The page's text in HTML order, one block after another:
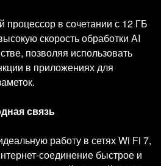
в сочетании с 12 ГБ
скорость обработки AI
позволяя использовать
в приложениях для
связь
работу в сетях Wi Fi 7,
соединение быстрое и